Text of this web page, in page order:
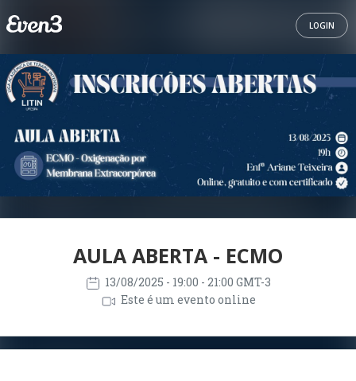
LOGIN
AULA ABERTA - ECMO
13/08/2025 - 19:00 - 21:00 GMT-3
Este é um evento online